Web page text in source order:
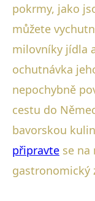
pokrmy, jako
můžete
milovníky jídla
ochutnávka
nepochybně
cestu do
bavorskou
připravte se na
gastronomický